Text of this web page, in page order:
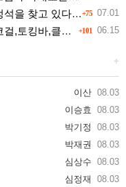
+75 07.01
고 있다면 여기
+101 06.15
가격 및 후기공유
+
이산 08.03
이승효 08.03
박기정 08.03
박재권 08.03
심상수 08.03
심정재 08.03